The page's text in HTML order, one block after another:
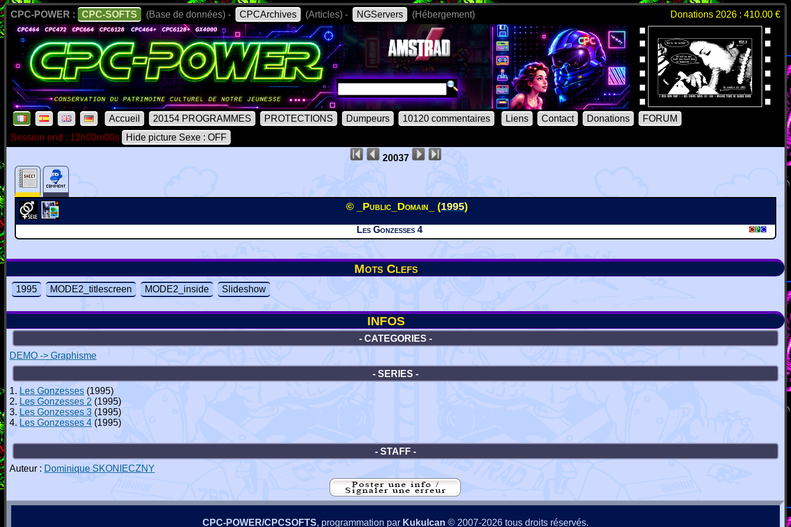
CPC-POWER : CPC-SOFTS (Base de données) - CPCArchives (Articles) - NGServers (Hébergement) Donations 2026 : 410.00 €
Accueil 20154 PROGRAMMES PROTECTIONS Dumpeurs 10120 commentaires Liens Contact Donations
FORUM
Session end : 12h00m00s
Hide picture Sexe : OFF
20037
© _Public_Domain_ (1995)
Les Gonzesses 4
Mots Clefs
1995 MODE2_titlescreen MODE2_inside Slideshow
INFOS
- CATEGORIES -
DEMO -> Graphisme
- SERIES -
1. Les Gonzesses (1995)
2. Les Gonzesses 2 (1995)
3. Les Gonzesses 3 (1995)
4. Les Gonzesses 4 (1995)
- STAFF -
Auteur : Dominique SKONIECZNY
CPC-POWER/CPCSOFTS, programmation par Kukulcan © 2007-2026 tous droits réservés.